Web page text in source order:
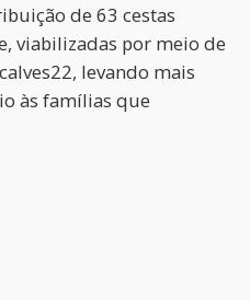
de 63 cestas
viabilizadas por meio de
levando mais
às famílias que